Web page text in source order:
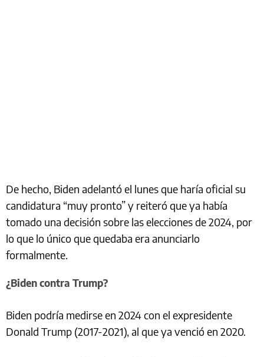
De hecho, Biden adelantó el lunes que haría oficial su
candidatura “muy pronto” y reiteró que ya había
tomado una decisión sobre las elecciones de 2024, por
lo que lo único que quedaba era anunciarlo
formalmente.
¿Biden contra Trump?
Biden podría medirse en 2024 con el expresidente
Donald Trump (2017-2021), al que ya venció en 2020.